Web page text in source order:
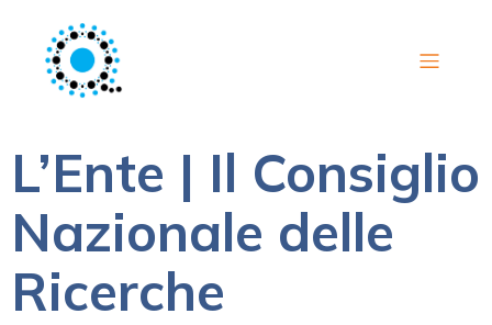
L’Ente | Il Consiglio
Nazionale delle
Ricerche